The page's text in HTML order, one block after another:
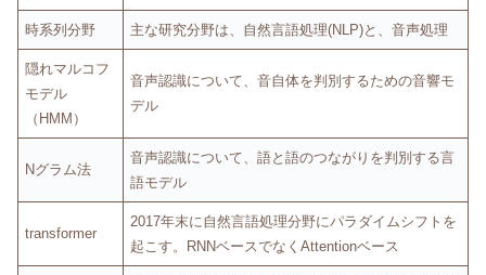
時系列分野 主な研究分野は、自然言語処理(NLP)と、音声処理
隠れマルコフ
モデル
（HMM）
音声認識について、音自体を判別するための音響モ
デル
Nグラム法
音声認識について、語と語のつながりを判別する言
語モデル
transformer
2017年末に自然言語処理分野にパラダイムシフトを
起こす。RNNベースでなくAttentionベース